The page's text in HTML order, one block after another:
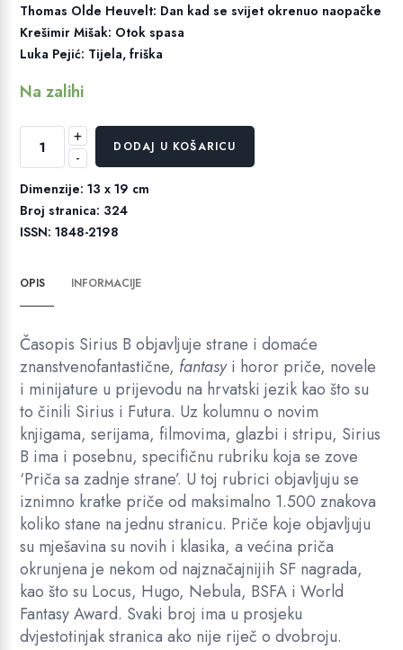
Thomas Olde Heuvelt: Dan kad se svijet okrenuo naopačke
Krešimir Mišak: Otok spasa
Luka Pejić: Tijela, friška
Na zalihi
-
47/48
količina
+
DODAJ U KOŠARICU
Dimenzije: 13 x 19 cm
Broj stranica: 324
ISSN: 1848-2198
OPIS INFORMACIJE
Časopis Sirius B objavljuje strane i domaće
znanstvenofantastične, fantasyi horor priče, novele
i minijature u prijevodu na hrvatski jezik kao što su
to činili Sirius i Futura. Uz kolumnu o novim
knjigama, serijama, filmovima, glazbi i stripu, Sirius
B ima i posebnu, specifičnu rubriku koja se zove
‘Priča sa zadnje strane’. U toj rubrici objavljuju se
iznimno kratke priče od maksimalno 1.500 znakova
koliko stane na jednu stranicu. Priče koje objavljuju
su mješavina su novih i klasika, a većina priča
okrunjena je nekom od najznačajnijih SF nagrada,
kao što su Locus, Hugo, Nebula, BSFA i World
Fantasy Award. Svaki broj ima u prosjeku
dvjestotinjak stranica ako nije riječ o dvobroju.